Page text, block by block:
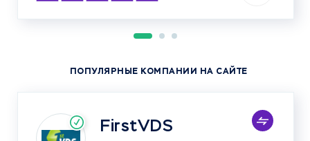
ПОПУЛЯРНЫЕ КОМПАНИИ НА САЙТЕ
FirstVDS